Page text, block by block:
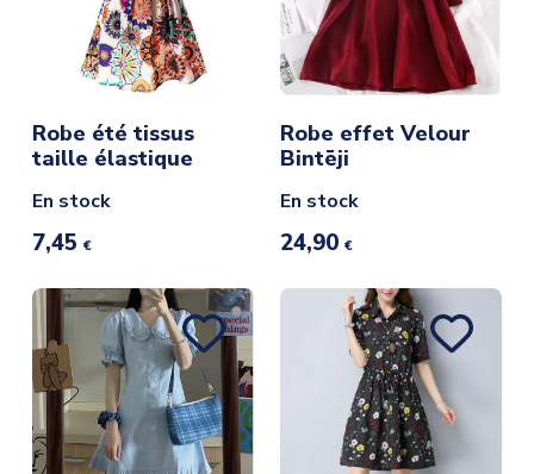
Robe été tissus
taille élastique
En stock
7,45 €
Robe effet Velour
Bintēji
En stock
24,90 €